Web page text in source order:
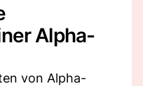
Alpha-
von Alpha-